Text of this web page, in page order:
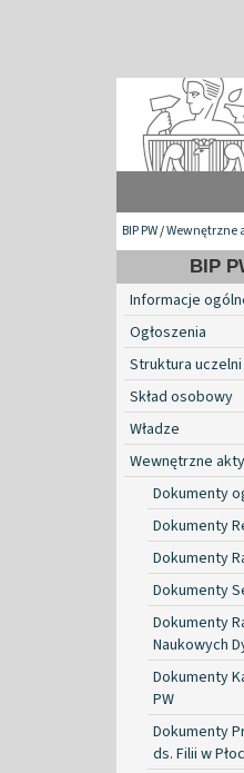
BIP PW/Wewnętrzne
BIP
Informacje
Ogłoszenia
Struktura uczelni
Skład osobowy
Władze
Wewnętrzne
Dokumenty
Dokumenty
Dokumenty
Dokumenty
Dokumenty
Naukowych
Dokumenty
PW
Dokumenty
ds. Filii w